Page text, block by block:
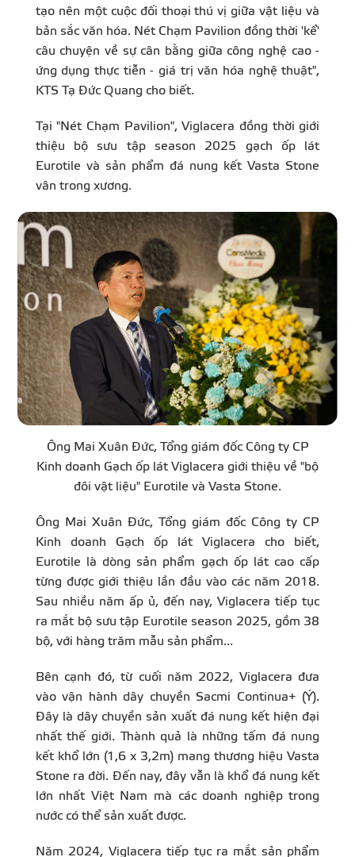
tạo nên một cuộc đối thoại thú vị giữa vật liệu và
bản sắc văn hóa. Nét Chạm Pavilion đồng thời 'kể'
câu chuyện về sự cân bằng giữa công nghệ cao -
ứng dụng thực tiễn - giá trị văn hóa nghệ thuật",
KTS Tạ Đức Quang cho biết.
Tại "Nét Chạm Pavilion", Viglacera đồng thời giới
thiệu bộ sưu tập season 2025 gạch ốp lát
Eurotile và sản phẩm đá nung kết Vasta Stone
vân trong xương.
Ông Mai Xuân Đức, Tổng giám đốc Công ty CP
Kinh doanh Gạch ốp lát Viglacera giới thiệu về "bộ
đôi vật liệu" Eurotile và Vasta Stone.
Ông Mai Xuân Đức, Tổng giám đốc Công ty CP
Kinh doanh Gạch ốp lát Viglacera cho biết,
Eurotile là dòng sản phẩm gạch ốp lát cao cấp
từng được giới thiệu lần đầu vào các năm 2018.
Sau nhiều năm ấp ủ, đến nay,Viglacera tiếp tục
ra mắt bộ sưu tập Eurotile season 2025, gồm 38
bộ, với hàng trăm mẫu sản phẩm...
Bên cạnh đó, từ cuối năm 2022, Viglacera đưa
vào vận hành dây chuyền Sacmi Continua+ (Ý).
Đây là dây chuyền sản xuất đá nung kết hiện đại
nhất thế giới. Thành quả là những tấm đá nung
kết khổ lớn (1,6 x 3,2m) mang thương hiệu Vasta
Stone ra đời. Đến nay, đây vẫn là khổ đá nung kết
lớn nhất Việt Nam mà các doanh nghiệp trong
nước có thể sản xuất được.
Năm 2024, Viglacera tiếp tục ra mắt sản phẩm